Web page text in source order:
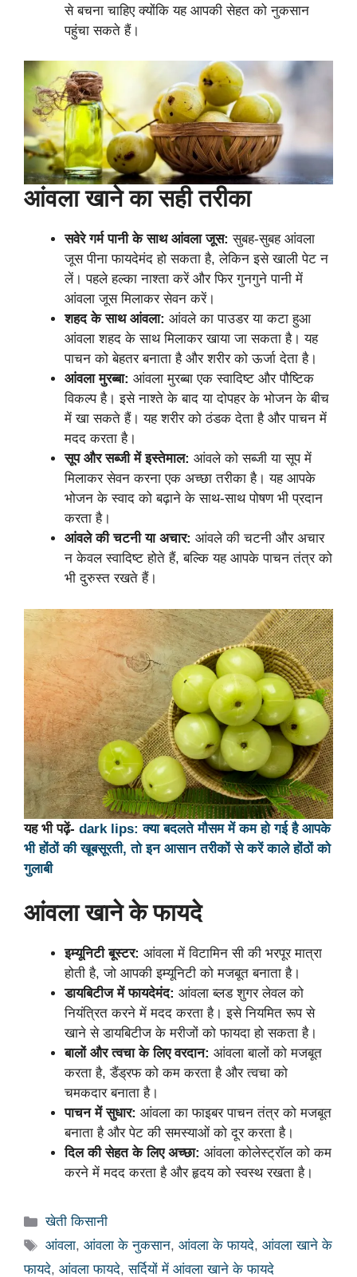
से बचना चाहिए क्योंकि यह आपकी सेहत को नुकसान
पहुंचा सकते हैं।
आंवला खाने का सही तरीका
सवेरे गर्म पानी के साथ आंवला जूस: सुबह-सुबह आंवला
जूस पीना फायदेमंद हो सकता है, लेकिन इसे खाली पेट न
लें। पहले हल्का नाश्ता करें और फिर गुनगुने पानी में
आंवला जूस मिलाकर सेवन करें।
शहद के साथ आंवला: आंवले का पाउडर या कटा हुआ
आंवला शहद के साथ मिलाकर खाया जा सकता है। यह
पाचन को बेहतर बनाता है और शरीर को ऊर्जा देता है।
आंवला मुरब्बा: आंवला मुरब्बा एक स्वादिष्ट और पौष्टिक
विकल्प है। इसे नाश्ते के बाद या दोपहर के भोजन के बीच
में खा सकते हैं। यह शरीर को ठंडक देता है और पाचन में
मदद करता है।
सूप और सब्जी में इस्तेमाल: आंवले को सब्जी या सूप में
मिलाकर सेवन करना एक अच्छा तरीका है। यह आपके
भोजन के स्वाद को बढ़ाने के साथ-साथ पोषण भी प्रदान
करता है।
आंवले की चटनी या अचार: आंवले की चटनी और अचार
न केवल स्वादिष्ट होते हैं, बल्कि यह आपके पाचन तंत्र को
भी दुरुस्त रखते हैं।
यह भी पढ़ें- dark lips: क्या बदलते मौसम में कम हो गई है आपके
भी होंठों की खूबसूरती, तो इन आसान तरीकों से करें काले होंठों को
गुलाबी
आंवला खाने के फायदे
इम्यूनिटी बूस्टर: आंवला में विटामिन सी की भरपूर मात्रा
होती है, जो आपकी इम्यूनिटी को मजबूत बनाता है।
डायबिटीज में फायदेमंद: आंवला ब्लड शुगर लेवल को
नियंत्रित करने में मदद करता है। इसे नियमित रूप से
खाने से डायबिटीज के मरीजों को फायदा हो सकता है।
बालों और त्वचा के लिए वरदान: आंवला बालों को मजबूत
करता है, डैंड्रफ को कम करता है और त्वचा को
चमकदार बनाता है।
पाचन में सुधार: आंवला का फाइबर पाचन तंत्र को मजबूत
बनाता है और पेट की समस्याओं को दूर करता है।
दिल की सेहत के लिए अच्छा: आंवला कोलेस्ट्रॉल को कम
करने में मदद करता है और हृदय को स्वस्थ रखता है।
Categories
खेती किसानी
Tags
आंवला,आंवला के नुकसान,आंवला के फायदे,आंवला खाने के
फायदे, आंवला फायदे,सर्दियों में आंवला खाने के फायदे